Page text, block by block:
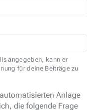
angegeben, kann er
für deine Beiträge zu
Anlage
die folgende Frage